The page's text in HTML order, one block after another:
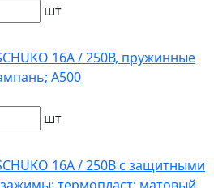
шт
16А / 250В, пружинные
A500
шт
16А / 250В с защитными